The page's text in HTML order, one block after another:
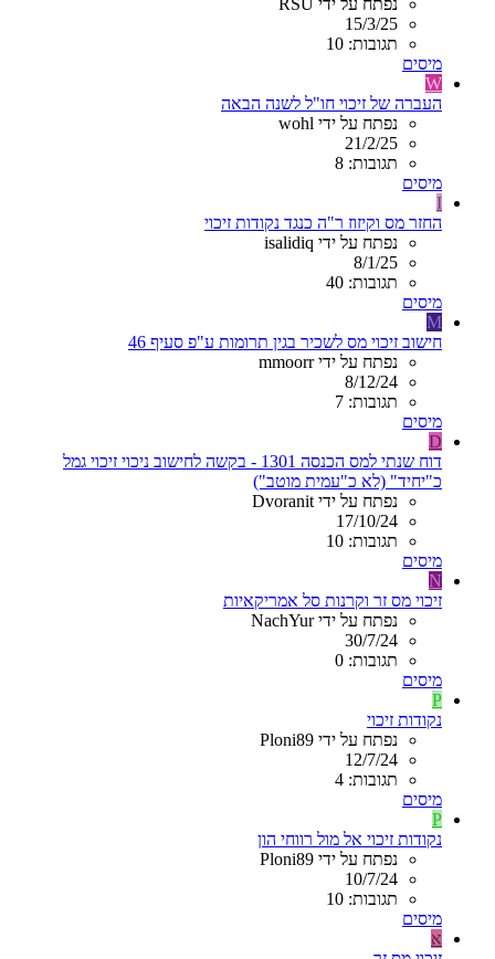
15/3/25
תגובות: 10
מיסים
W
העברה של זיכוי חו"ל לשנה הבאה
נפתח על ידי wohl
21/2/25
תגובות: 8
מיסים
I
החזר מס וקיזוז ר"ה כנגד נקודות זיכוי
נפתח על ידי isalidiq
8/1/25
תגובות: 40
מיסים
M
חישוב זיכוי מס לשכיר בגין תרומות ע"פ סעיף 46
נפתח על ידי mmoorr
8/12/24
תגובות: 7
מיסים
D
דוח שנתי למס הכנסה 1301 - בקשה לחישוב ניכוי זיכוי גמל
כ"יחיד" (לא כ"עמית מוטב")
נפתח על ידי Dvoranit
17/10/24
תגובות: 10
מיסים
N
זיכוי מס זר וקרנות סל אמריקאיות
נפתח על ידי NachYur
30/7/24
תגובות: 0
מיסים
P
נקודות זיכוי
נפתח על ידי Ploni89
12/7/24
תגובות: 4
מיסים
P
נקודות זיכוי אל מול רווחי הון
נפתח על ידי Ploni89
10/7/24
תגובות: 10
מיסים
א